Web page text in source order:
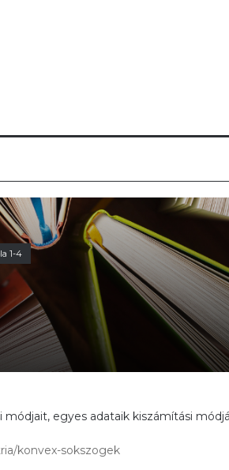
1-4
egyes adataik kiszámítási
konvex-sokszogek